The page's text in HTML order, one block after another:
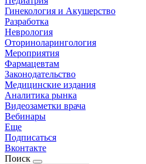
Гинекология и Акушерство
Разработка
Неврология
Оториноларингология
Мероприятия
Фармацевтам
Законодательство
Медицинские издания
Аналитика рынка
Видеозаметки врача
Вебинары
Еще
Подписаться
Вконтакте
Поиск